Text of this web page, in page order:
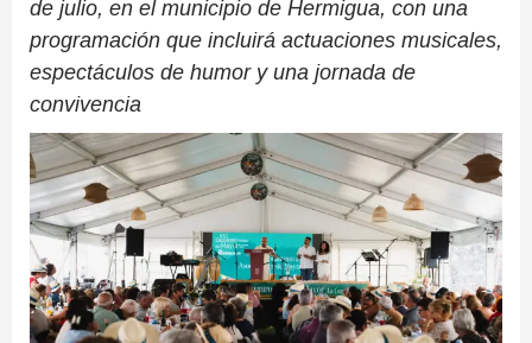
de julio, en el municipio de Hermigua, con una
programación que incluirá actuaciones musicales,
espectáculos de humor y una jornada de
convivencia